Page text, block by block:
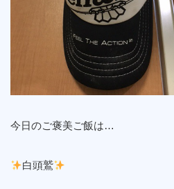
今日のご褒美ご飯は…
白頭鷲